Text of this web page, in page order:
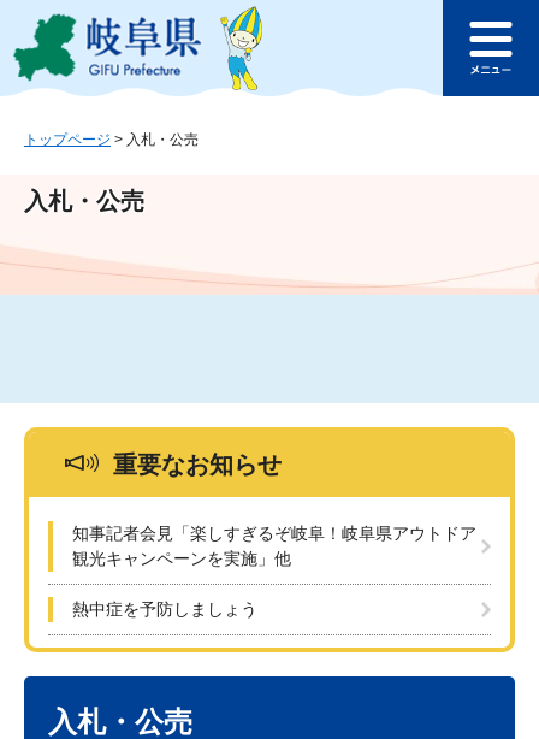
ジ
ュ
文
このページの本文へ
ュ
トップページ > 入札・公売
入札・公売
重要なお知らせ
知事記者会見「楽しすぎるぞ岐阜！岐阜県アウトドア
観光キャンペーンを実施」他
熱中症を予防しましょう
入札・公売